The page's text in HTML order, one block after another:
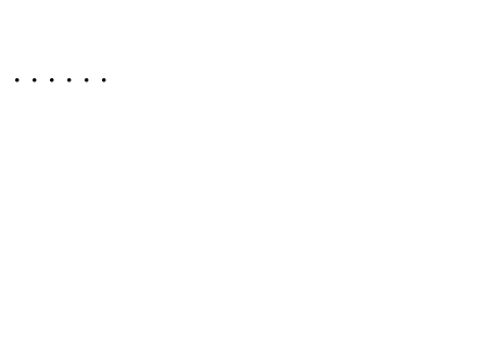
・・・・・・